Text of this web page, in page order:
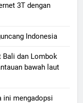
3T dengan
Indonesia
Bali dan Lombok
bawah laut
ini mengadopsi